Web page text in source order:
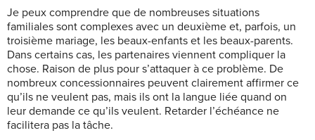
Je peux comprendre que de nombreuses situations
familiales sont complexes avec un deuxième et, parfois, un
troisième mariage, les beaux-enfants et les beaux-parents.
Dans certains cas, les partenaires viennent compliquer la
chose. Raison de plus pour s’attaquer à ce problème. De
nombreux concessionnaires peuvent clairement affirmer ce
qu’ils ne veulent pas, mais ils ont la langue liée quand on
leur demande ce qu’ils veulent. Retarder l’échéance ne
facilitera pas la tâche.